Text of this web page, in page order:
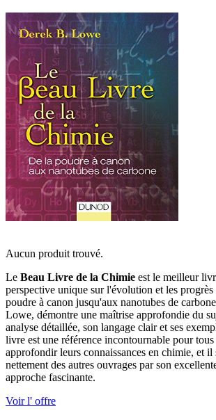
Aucun produit trouvé.
Le Beau Livre de la Chimie est le meilleur
perspective unique sur l'évolution et les
poudre à canon jusqu'aux nanotubes de
Lowe, démontre une maîtrise approfondie du
analyse détaillée, son langage clair et ses
livre est une référence incontournable pour
approfondir leurs connaissances en chimie, et il
nettement des autres ouvrages par son
approche fascinante.
Voir l' offre